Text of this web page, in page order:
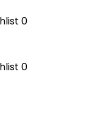
0
0